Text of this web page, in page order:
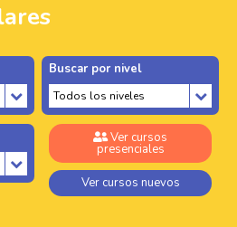
Buscar por nivel
Ver cursos
presenciales
Ver cursos nuevos